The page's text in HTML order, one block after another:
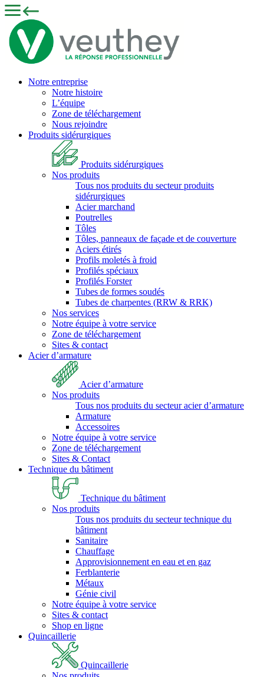
Notre entreprise
Notre histoire
L’équipe
Zone de téléchargement
Nous rejoindre
Produits sidérurgiques
Produits sidérurgiques
Nos produits
Tous nos produits du secteur produits
sidérurgiques
Acier marchand
Poutrelles
Tôles
Tôles, panneaux de façade et de couverture
Aciers étirés
Profils moletés à froid
Profilés spéciaux
Profilés Forster
Tubes de formes soudés
Tubes de charpentes (RRW & RRK)
Nos services
Notre équipe à votre service
Zone de téléchargement
Sites & contact
Acier d’armature
Acier d’armature
Nos produits
Tous nos produits du secteur acier d’armature
Armature
Accessoires
Notre équipe à votre service
Zone de téléchargement
Sites & Contact
Technique du bâtiment
Technique du bâtiment
Nos produits
Tous nos produits du secteur technique du
bâtiment
Sanitaire
Chauffage
Approvisionnement en eau et en gaz
Ferblanterie
Métaux
Génie civil
Notre équipe à votre service
Sites & contact
Shop en ligne
Quincaillerie
Quincaillerie